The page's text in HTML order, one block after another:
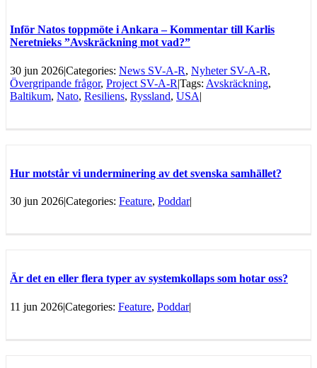
Inför Natos toppmöte i Ankara – Kommentar till Karlis
Neretnieks ”Avskräckning mot vad?”
30 jun 2026|Categories: News SV-A-R, Nyheter SV-A-R,
Övergripande frågor, Project SV-A-R|Tags: Avskräckning,
Baltikum, Nato, Resiliens, Ryssland, USA|
Hur motstår vi underminering av det svenska samhället?
30 jun 2026|Categories: Feature, Poddar|
Är det en eller flera typer av systemkollaps som hotar oss?
11 jun 2026|Categories: Feature, Poddar|